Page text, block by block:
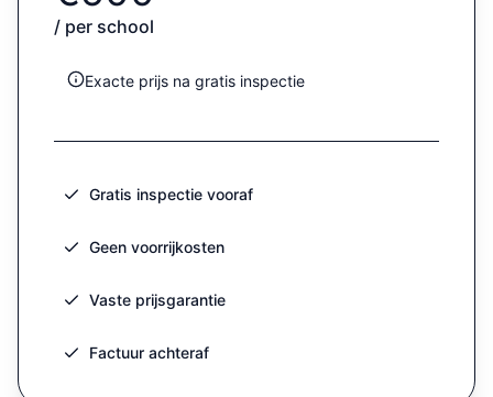
/ per school
Exacte prijs na gratis inspectie
Gratis inspectie vooraf
Geen voorrijkosten
Vaste prijsgarantie
Factuur achteraf